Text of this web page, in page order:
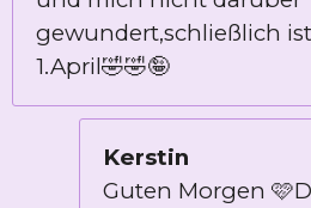
gewundert,schließlich
1.April🤣🤣🤪
Kerstin
Guten Morgen